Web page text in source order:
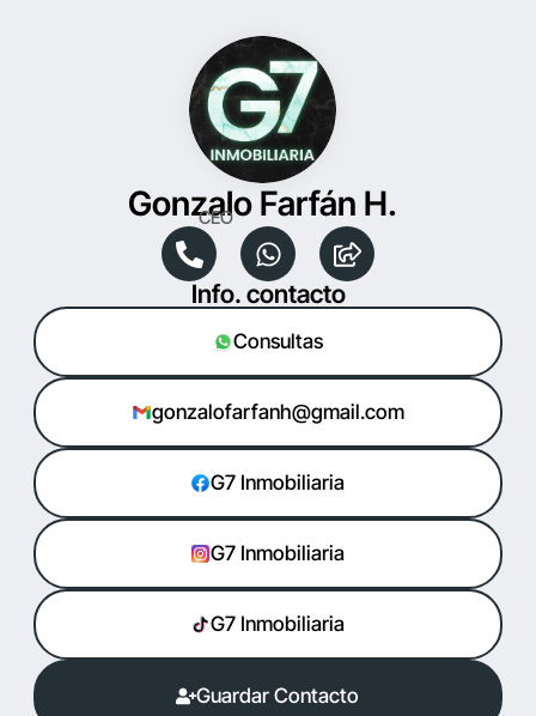
Gonzalo Farfán H.
CEO
Info. contacto
Consultas
gonzalofarfanh@gmail.com
G7 Inmobiliaria
G7 Inmobiliaria
G7 Inmobiliaria
Guardar Contacto